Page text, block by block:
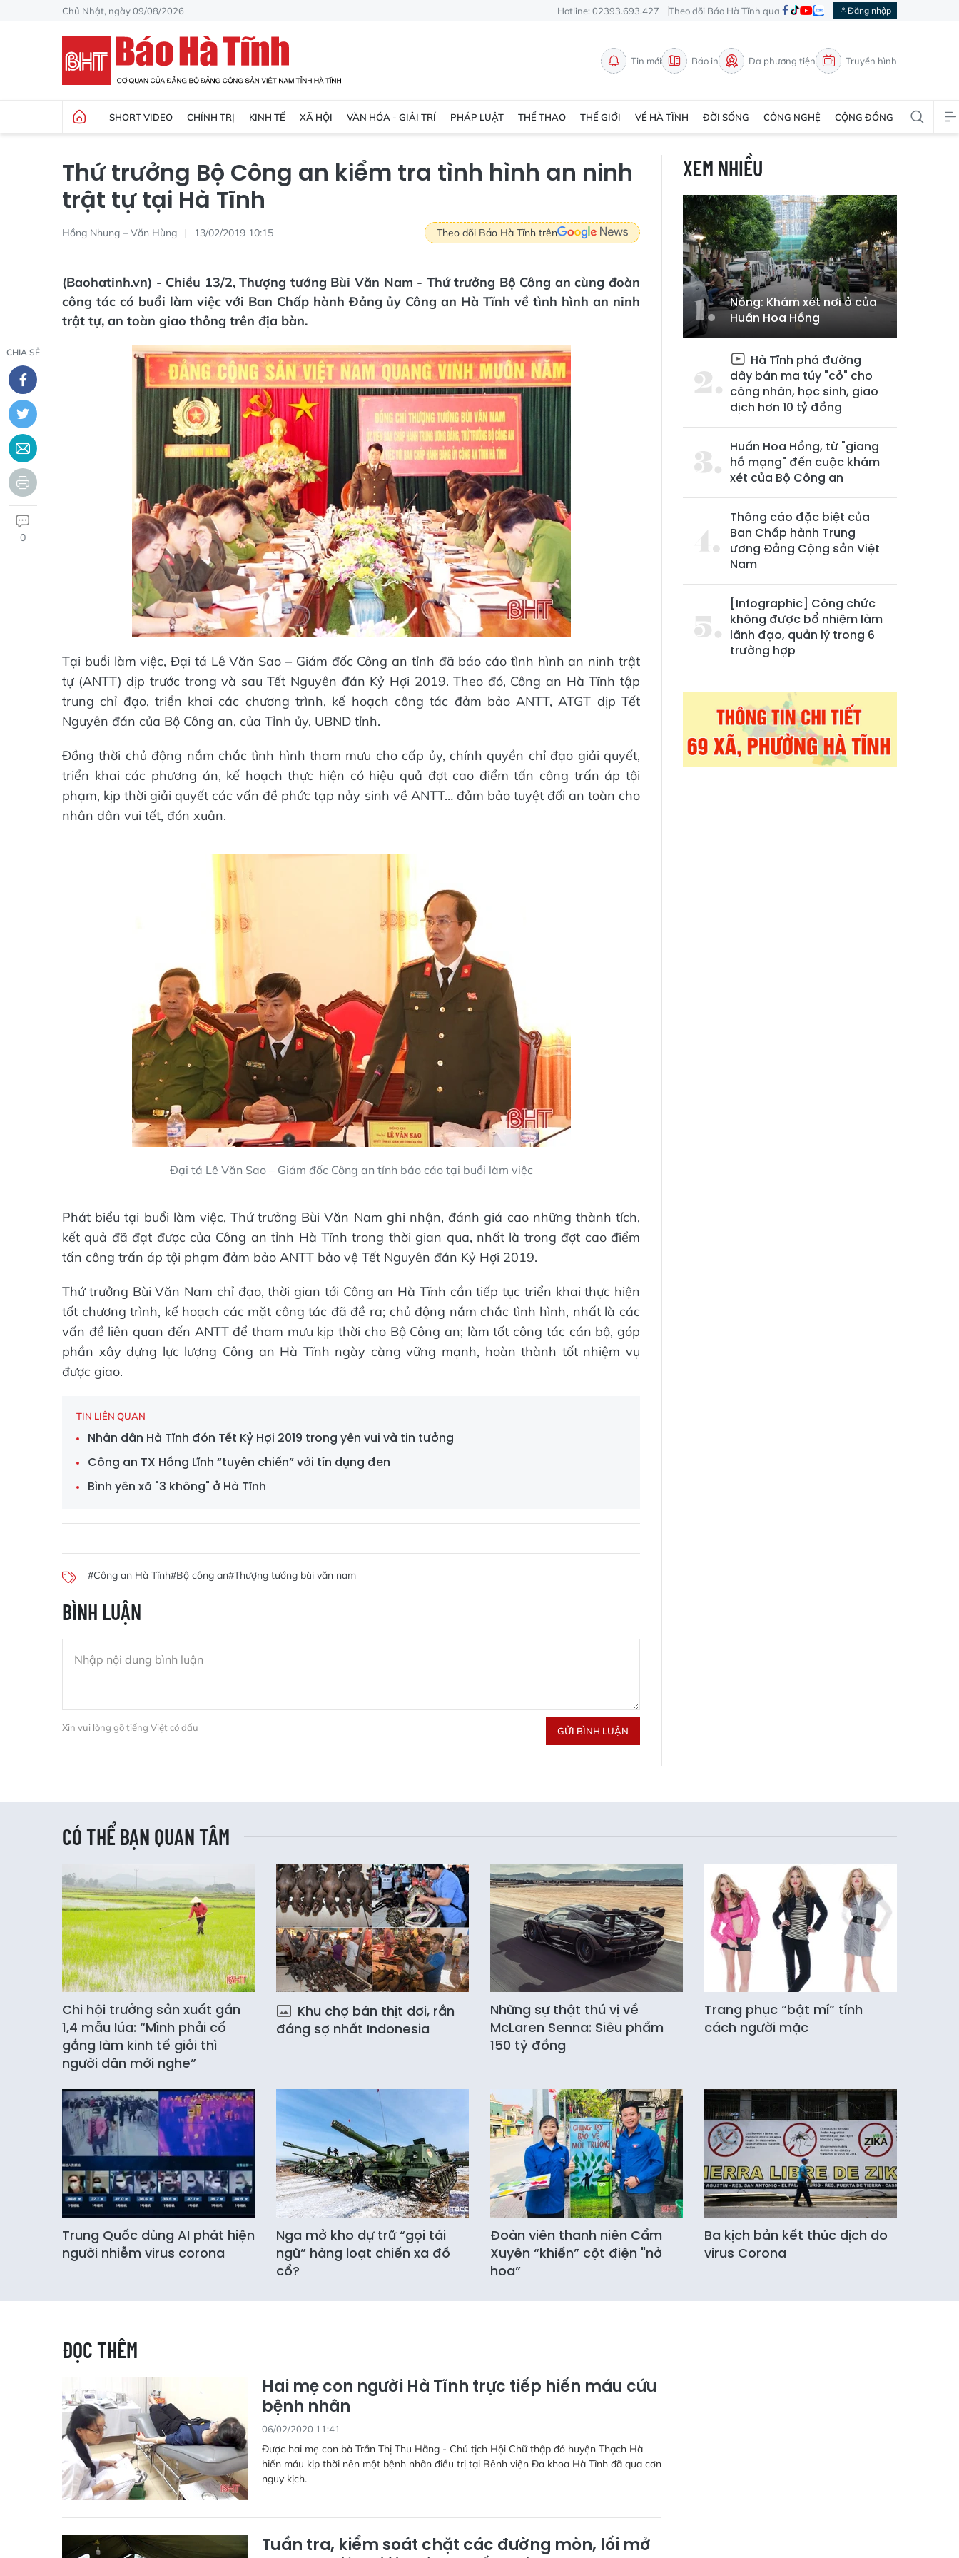
Chủ Nhật, ngày 09/08/2026 Hotline: 02393.693.427 Theo dõi Báo Hà Tĩnh qua Đăng nhập
Tin mới Báo in Đa phương tiện Truyền hình
SHORT VIDEO CHÍNH TRỊ KINH TẾ XÃ HỘI VĂN HÓA - GIẢI TRÍ PHÁP LUẬT THỂ THAO THẾ GIỚI VỀ HÀ TĨNH ĐỜI SỐNG CÔNG NGHỆ CỘNG ĐỒNG
Thứ trưởng Bộ Công an kiểm tra tình hình an ninh
trật tự tại Hà Tĩnh
Hồng Nhung – Văn Hùng 13/02/2019 10:15 Theo dõi Báo Hà Tĩnh trên
(Baohatinh.vn) - Chiều 13/2, Thượng tướng Bùi Văn Nam - Thứ trưởng Bộ Công an cùng đoàn
công tác có buổi làm việc với Ban Chấp hành Đảng ủy Công an Hà Tĩnh về tình hình an ninh
trật tự, an toàn giao thông trên địa bàn.
CHIA SẺ
0
Tại buổi làm việc, Đại tá Lê Văn Sao – Giám đốc Công an tỉnh đã báo cáo tình hình an ninh trật
tự (ANTT) dịp trước trong và sau Tết Nguyên đán Kỷ Hợi 2019. Theo đó, Công an Hà Tĩnh tập
trung chỉ đạo, triển khai các chương trình, kế hoạch công tác đảm bảo ANTT, ATGT dịp Tết
Nguyên đán của Bộ Công an, của Tỉnh ủy, UBND tỉnh.
Đồng thời chủ động nắm chắc tình hình tham mưu cho cấp ủy, chính quyền chỉ đạo giải quyết,
triển khai các phương án, kế hoạch thực hiện có hiệu quả đợt cao điểm tấn công trấn áp tội
phạm, kịp thời giải quyết các vấn đề phức tạp nảy sinh về ANTT… đảm bảo tuyệt đối an toàn cho
nhân dân vui tết, đón xuân.
Đại tá Lê Văn Sao – Giám đốc Công an tỉnh báo cáo tại buổi làm việc
Phát biểu tại buổi làm việc, Thứ trưởng Bùi Văn Nam ghi nhận, đánh giá cao những thành tích,
kết quả đã đạt được của Công an tỉnh Hà Tĩnh trong thời gian qua, nhất là trong đợt cao điểm
tấn công trấn áp tội phạm đảm bảo ANTT bảo vệ Tết Nguyên đán Kỷ Hợi 2019.
Thứ trưởng Bùi Văn Nam chỉ đạo, thời gian tới Công an Hà Tĩnh cần tiếp tục triển khai thực hiện
tốt chương trình, kế hoạch các mặt công tác đã đề ra; chủ động nắm chắc tình hình, nhất là các
vấn đề liên quan đến ANTT để tham mưu kịp thời cho Bộ Công an; làm tốt công tác cán bộ, góp
phần xây dựng lực lượng Công an Hà Tĩnh ngày càng vững mạnh, hoàn thành tốt nhiệm vụ
được giao.
TIN LIÊN QUAN
Nhân dân Hà Tĩnh đón Tết Kỷ Hợi 2019 trong yên vui và tin tưởng
Công an TX Hồng Lĩnh “tuyên chiến” với tín dụng đen
Bình yên xã "3 không" ở Hà Tĩnh
#Công an Hà Tĩnh#Bộ công an#Thượng tướng bùi văn nam
BÌNH LUẬN
Xin vui lòng gõ tiếng Việt có dấu GỬI BÌNH LUẬN
XEM NHIỀU
Nóng: Khám xét nơi ở của
Huấn Hoa Hồng
Hà Tĩnh phá đường
dây bán ma túy "cỏ" cho
công nhân, học sinh, giao
dịch hơn 10 tỷ đồng
Huấn Hoa Hồng, từ "giang
hồ mạng" đến cuộc khám
xét của Bộ Công an
Thông cáo đặc biệt của
Ban Chấp hành Trung
ương Đảng Cộng sản Việt
Nam
[Infographic] Công chức
không được bổ nhiệm làm
lãnh đạo, quản lý trong 6
trường hợp
CÓ THỂ BẠN QUAN TÂM
Chi hội trưởng sản xuất gần
1,4 mẫu lúa: “Mình phải cố
gắng làm kinh tế giỏi thì
người dân mới nghe”
Khu chợ bán thịt dơi, rắn
đáng sợ nhất Indonesia
Những sự thật thú vị về
McLaren Senna: Siêu phẩm
150 tỷ đồng
Trang phục “bật mí” tính
cách người mặc
Trung Quốc dùng AI phát hiện
người nhiễm virus corona
Nga mở kho dự trữ “gọi tái
ngũ” hàng loạt chiến xa đồ
cổ?
Đoàn viên thanh niên Cẩm
Xuyên “khiến” cột điện "nở
hoa”
Ba kịch bản kết thúc dịch do
virus Corona
ĐỌC THÊM
Hai mẹ con người Hà Tĩnh trực tiếp hiến máu cứu
bệnh nhân
06/02/2020 11:41
Được hai mẹ con bà Trần Thị Thu Hằng - Chủ tịch Hội Chữ thập đỏ huyện Thạch Hà
hiến máu kịp thời nên một bệnh nhân điều trị tại Bênh viện Đa khoa Hà Tĩnh đã qua cơn
nguy kịch.
Tuần tra, kiểm soát chặt các đường mòn, lối mở